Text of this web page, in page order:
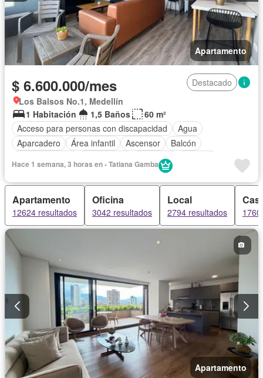
Apartamento
$ 6.600.000/mes
Destacado
Los Balsos No.1, Medellín
1 Habitación
1,5 Baños
60 m²
Acceso para personas con discapacidad
Agua
Aparcadero
Área infantil Ascensor
Balcón
Gimnasio
Wifi
Permite mascotas
Permite niños Solo familias
Hace 1 semana, 3 horas en - Tatiana Gamba
Apartamento
12624 resultados
Oficina
3042 resultados
Local
2794 resultados
Apartamento